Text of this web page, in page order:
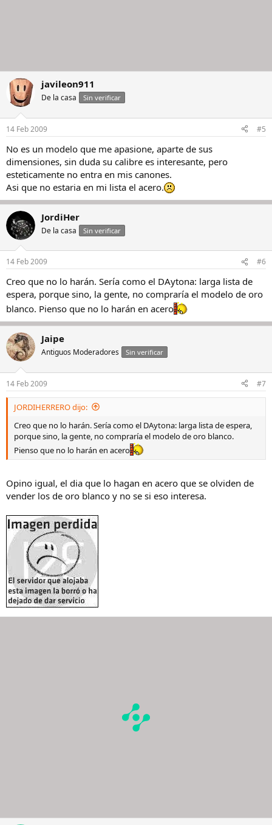
javileon911
De la casa Sin verificar
14 Feb 2009 #5
No es un modelo que me apasione, aparte de sus
dimensiones, sin duda su calibre es interesante, pero
esteticamente no entra en mis canones.
Asi que no estaria en mi lista el acero.
JordiHer
De la casa Sin verificar
14 Feb 2009 #6
Creo que no lo harán. Sería como el DAytona: larga lista de
espera, porque sino, la gente, no compraría el modelo de oro
blanco. Pienso que no lo harán en acero
Jaipe
Antiguos Moderadores Sin verificar
14 Feb 2009 #7
JORDIHERRERO dijo:
Creo que no lo harán. Sería como el DAytona: larga lista de espera,
porque sino, la gente, no compraría el modelo de oro blanco.
Pienso que no lo harán en acero
Opino igual, el dia que lo hagan en acero que se olviden de
vender los de oro blanco y no se si eso interesa.